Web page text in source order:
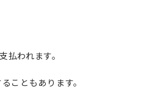
われます。
こともあります。